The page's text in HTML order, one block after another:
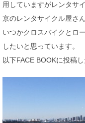
用していますがレンタサ
京のレンタサイクル屋さ
いつかクロスバイクとロ
したいと思っています。
以下FACE BOOKに投稿し